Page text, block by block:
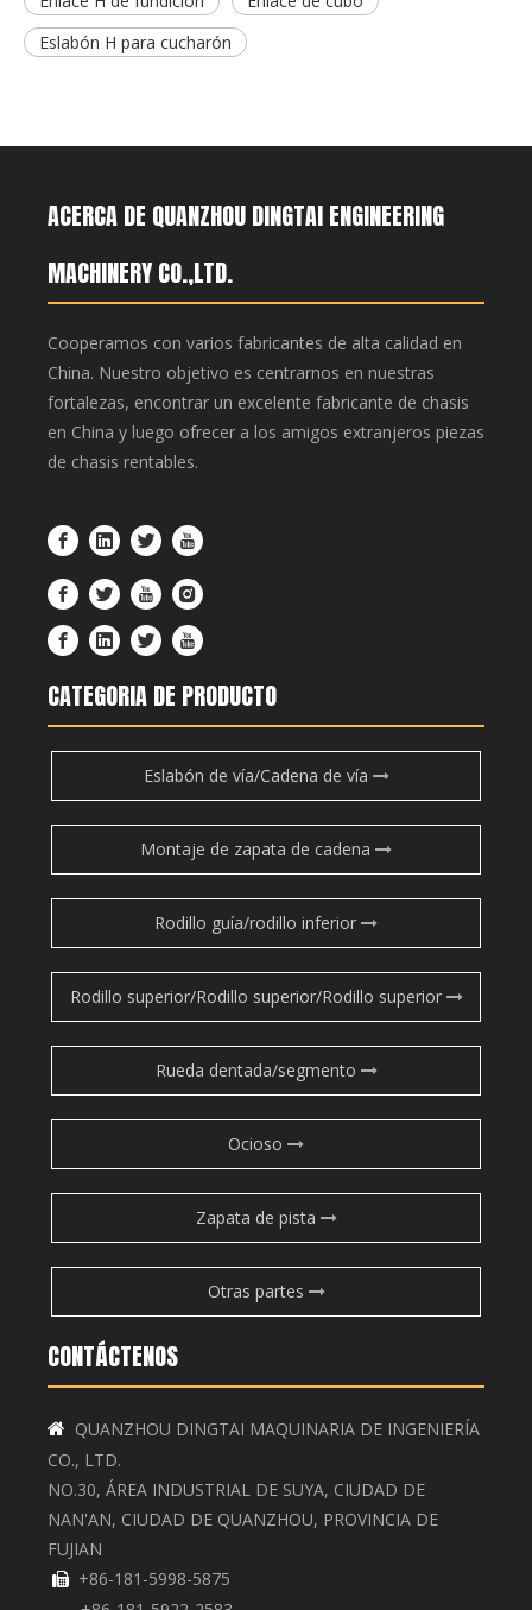
Eslabón H para cucharón
ACERCA DE QUANZHOU DINGTAI ENGINEERING
MACHINERY CO.,LTD.
Cooperamos con varios fabricantes de alta calidad en
China. Nuestro objetivo es centrarnos en nuestras
fortalezas, encontrar un excelente fabricante de chasis
en China y luego ofrecer a los amigos extranjeros piezas
de chasis rentables.
CATEGORIA DE PRODUCTO
Eslabón de vía/Cadena de vía
Montaje de zapata de cadena
Rodillo guía/rodillo inferior
Rodillo superior/Rodillo superior/Rodillo superior
Rueda dentada/segmento
Ocioso
Zapata de pista
Otras partes
CONTÁCTENOS

QUANZHOU DINGTAI MAQUINARIA DE INGENIERÍA
CO., LTD.
NO.30, ÁREA INDUSTRIAL DE SUYA, CIUDAD DE
NAN'AN, CIUDAD DE QUANZHOU, PROVINCIA DE
FUJIAN

+86-181-5998-5875